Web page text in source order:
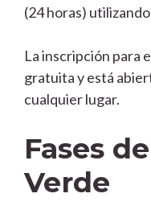
(24 horas)
La inscripción para
gratuita y está
cualquier lugar.
Fases
Verde